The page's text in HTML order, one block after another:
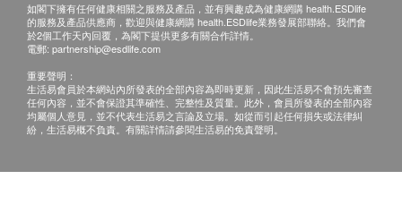
如閣下擁有任何健康相關之服務及產品，並有興趣成為健康網購 health.ESDlife
的服務及產品供應商，歡迎與健康網購 health.ESDlife業務發展部聯絡。我們會
於2個工作天內回覆，為閣下提供更多有關合作詳情。
電郵: partnership@esdlife.com
重要聲明：
生活易會員於本網站內所發表的全部內容為即時更新，因此生活易不會預先審查
任何內容，並不會保證其準確性、完整性及質量。此外，會員所發表的全部內容
均屬個人意見，並不代表生活易之言論及立場。如從而引起任何損失或法律糾
紛，生活易概不負責。有關詳情請參閱生活易的免責聲明。